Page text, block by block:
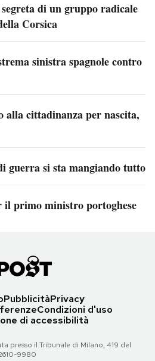
di un gruppo radicale
Corsica
sinistra spagnole contro
cittadinanza per nascita,
guerra si sta mangiando tutto
il primo ministro portoghese
PubblicitàPrivacy
Condizioni d'uso
di accessibilità
presso il Tribunale di Milano, 419 del
9980